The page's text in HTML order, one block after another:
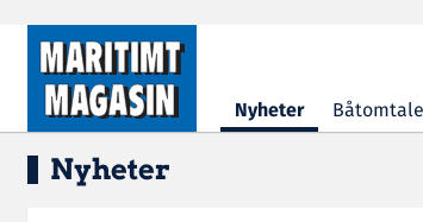
Hopp til hovedinnhold
Nyheter
Nyheter